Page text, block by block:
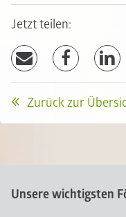
Jetzt teilen:
Zurück zur
Unsere wichtigsten